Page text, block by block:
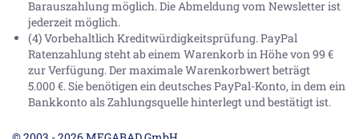
Barauszahlung möglich. Die Abmeldung vom Newsletter ist
jederzeit möglich.
(4) Vorbehaltlich Kreditwürdigkeitsprüfung. PayPal
Ratenzahlung steht ab einem Warenkorb in Höhe von99 €
zur Verfügung. Der maximale Warenkorbwert beträgt
5.000 €. Sie benötigen ein deutsches PayPal-Konto, in dem ein
Bankkonto als Zahlungsquelle hinterlegt und bestätigt ist.